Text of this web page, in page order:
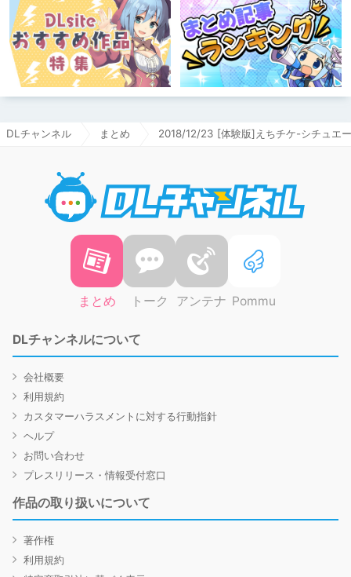
DLチャンネル まとめ 2018/12/23 [体験版]えちチケ-シチュエ
まとめ トーク アンテナ Pommu
DLチャンネルについて
会社概要
利用規約
カスタマーハラスメントに対する行動指針
ヘルプ
お問い合わせ
プレスリリース・情報受付窓口
作品の取り扱いについて
著作権
利用規約